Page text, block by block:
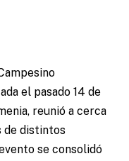
el pasado 14 de
reunió a cerca
de distintos
se consolidó